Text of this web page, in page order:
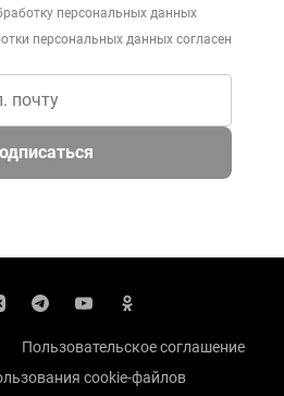
персональных данных
персональных данных согласен
Пользовательское соглашение
cookie-файлов